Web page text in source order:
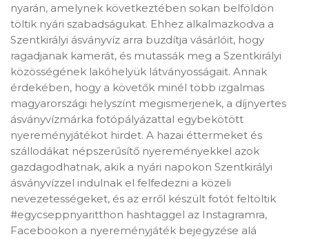
nyarán, amelynek következtében sokan belföldön
töltik nyári szabadságukat. Ehhez alkalmazkodva a
Szentkirályi ásványvíz arra buzdítja vásárlóit, hogy
ragadjanak kamerát, és mutassák meg a Szentkirályi
közösségének lakóhelyük látványosságait. Annak
érdekében, hogy a követők minél több izgalmas
magyarországi helyszínt megismerjenek, a díjnyertes
ásványvízmárka fotópályázattal egybekötött
nyereményjátékot hirdet. A hazai éttermeket és
szállodákat népszerűsítő nyereményekkel azok
gazdagodhatnak, akik a nyári napokon Szentkirályi
ásványvízzel indulnak el felfedezni a közeli
nevezetességeket, és az erről készült fotót feltöltik
#egycseppnyaritthon hashtaggel az Instagramra,
Facebookon a nyereményjáték bejegyzése alá